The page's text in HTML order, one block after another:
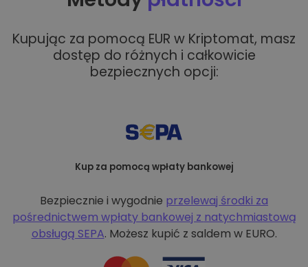
Kupując za pomocą EUR w Kriptomat, masz
dostęp do różnych i całkowicie
bezpiecznych opcji:
Kup za pomocą wpłaty bankowej
Bezpiecznie i wygodnie przelewaj środki za
pośrednictwem wpłaty bankowej z natychmiastową
obsługą SEPA. Możesz kupić z saldem w EURO.